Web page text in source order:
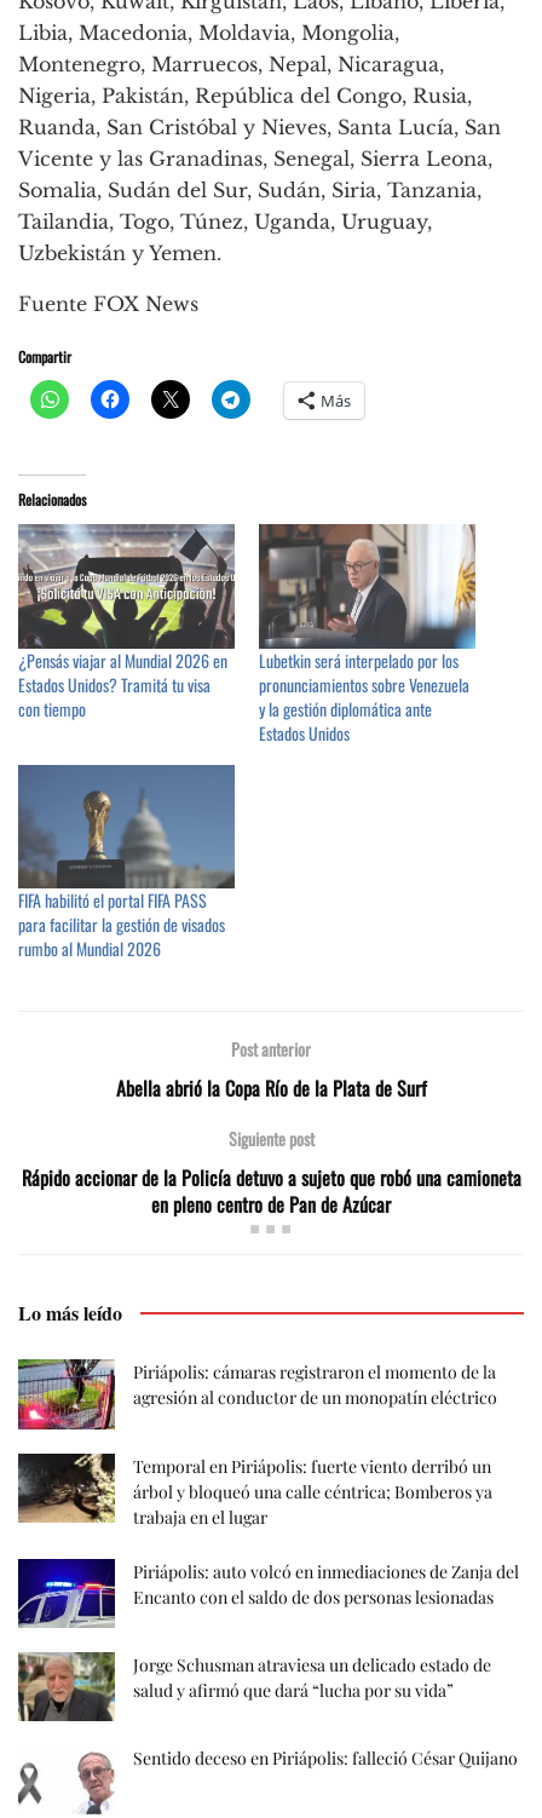
Libia, Macedonia, Moldavia, Mongolia,
Montenegro, Marruecos, Nepal, Nicaragua,
Nigeria, Pakistán, República del Congo, Rusia,
Ruanda, San Cristóbal y Nieves, Santa Lucía, San
Vicente y las Granadinas, Senegal, Sierra Leona,
Somalia, Sudán del Sur, Sudán, Siria, Tanzania,
Tailandia, Togo, Túnez, Uganda, Uruguay,
Uzbekistán y Yemen.
Fuente FOX News
Compartir
Más
Relacionados
¿Pensás viajar al Mundial 2026 en
Estados Unidos? Tramitá tu visa
con tiempo
Lubetkin será interpelado por los
pronunciamientos sobre Venezuela
y la gestión diplomática ante
Estados Unidos
FIFA habilitó el portal FIFA PASS
para facilitar la gestión de visados
rumbo al Mundial 2026
Post anterior
Abella abrió la Copa Río de la Plata de Surf
Siguiente post
Rápido accionar de la Policía detuvo a sujeto que robó una camioneta
en pleno centro de Pan de Azúcar
Lo más leído
Piriápolis: cámaras registraron el momento de la
agresión al conductor de un monopatín eléctrico
Temporal en Piriápolis: fuerte viento derribó un
árbol y bloqueó una calle céntrica; Bomberos ya
trabaja en el lugar
Piriápolis: auto volcó en inmediaciones de Zanja del
Encanto con el saldo de dos personas lesionadas
Jorge Schusman atraviesa un delicado estado de
salud y afirmó que dará “lucha por su vida”
Sentido deceso en Piriápolis: falleció César Quijano